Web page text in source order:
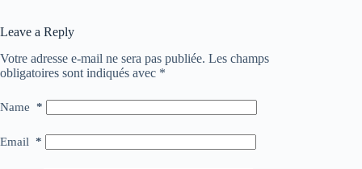
Leave a Reply
Votre adresse e-mail ne sera pas publiée. Les champs
obligatoires sont indiqués avec *
Name *
Email *